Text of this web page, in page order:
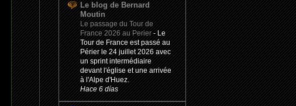
Le blog de Bernard
Moutin
Le passage du Tour de
France 2026 au Perier-Le
Tour de France est passé au
Périer le 24 juillet 2026 avec
un sprint intermédiaire
devant l'église et une arrivée
à l'Alpe d'Huez.
Hace 6 días